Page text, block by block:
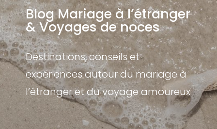
Blog Mariage à l’étranger
& Voyages de noces
Destinations, conseils et
expériences autour du mariage à
l’étranger et du voyage amoureux